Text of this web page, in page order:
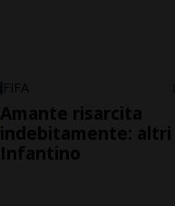
FIFA
Amante risarcita
indebitamente: altri
Infantino